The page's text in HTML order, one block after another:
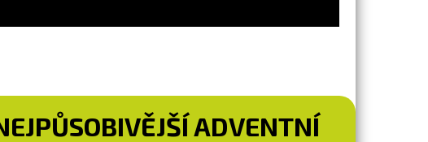
ADVENTNÍ